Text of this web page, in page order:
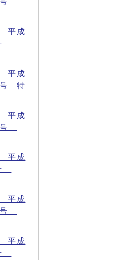
号
平成
平成
号 特
平成
号
平成
平成
号
平成